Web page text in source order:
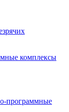
комплексы
программные